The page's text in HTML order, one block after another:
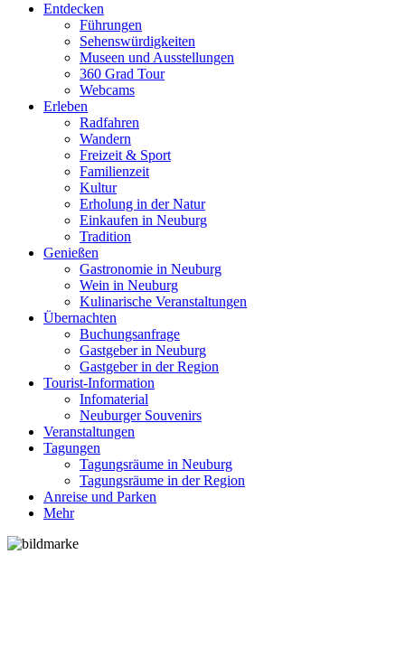
Entdecken
Führungen
Sehenswürdigkeiten
Museen und Ausstellungen
360 Grad Tour
Webcams
Erleben
Radfahren
Wandern
Freizeit & Sport
Familienzeit
Kultur
Erholung in der Natur
Einkaufen in Neuburg
Tradition
Genießen
Gastronomie in Neuburg
Wein in Neuburg
Kulinarische Veranstaltungen
Übernachten
Buchungsanfrage
Gastgeber in Neuburg
Gastgeber in der Region
Tourist-Information
Infomaterial
Neuburger Souvenirs
Veranstaltungen
Tagungen
Tagungsräume in Neuburg
Tagungsräume in der Region
Anreise und Parken
Mehr